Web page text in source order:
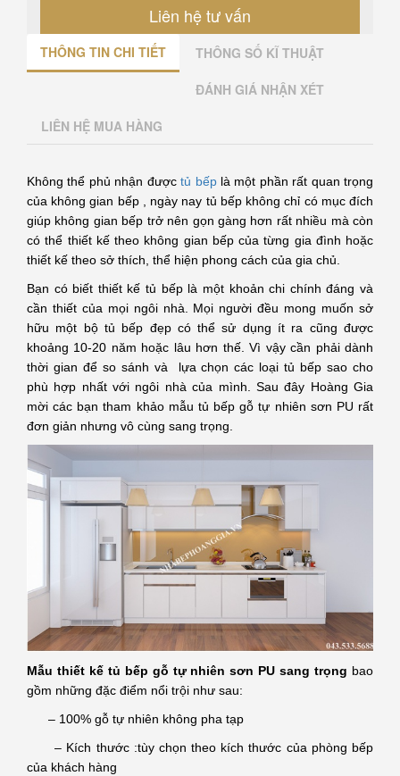
Liên hệ tư vấn
THÔNG TIN CHI TIẾT THÔNG SỐ KĨ THUẬT
ĐÁNH GIÁ NHẬN XÉT
LIÊN HỆ MUA HÀNG
Không thể phủ nhận đượctủ bếplà một phần rất quan trọng
của không gian bếp , ngày nay tủ bếp không chỉ có mục đích
giúp không gian bếp trở nên gọn gàng hơn rất nhiều mà còn
có thể thiết kế theo không gian bếp của từng gia đình hoặc
thiết kế theo sở thích, thể hiện phong cách của gia chủ.
Bạn có biết thiết kế tủ bếp là một khoản chi chính đáng và
cần thiết của mọi ngôi nhà. Mọi người đều mong muốn sở
hữu một bộ tủ bếp đẹp có thể sử dụng ít ra cũng được
khoảng 10-20 năm hoặc lâu hơn thế. Vì vậy cần phải dành
thời gian để so sánh và lựa chọn các loại tủ bếp sao cho
phù hợp nhất với ngôi nhà của mình. Sau đây Hoàng Gia
mời các bạn tham khảo mẫu tủ bếp gỗ tự nhiên sơn PU rất
đơn giản nhưng vô cùng sang trọng.
Mẫu thiết kế tủ bếp gỗ tự nhiên sơn PU sang trọng bao
gồm những đặc điểm nổi trội như sau:
– 100% gỗ tự nhiên không pha tạp
– Kích thước :tùy chọn theo kích thước của phòng bếp
của khách hàng